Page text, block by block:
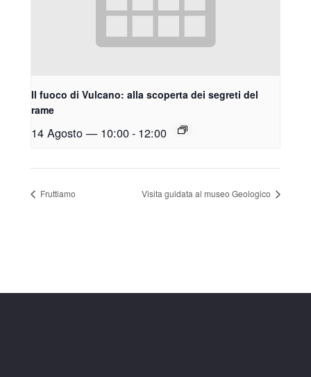
Il fuoco di Vulcano: alla scoperta dei segreti del
rame
14 Agosto — 10:00- 12:00
Fruttiamo Visita guidata al museo Geologico